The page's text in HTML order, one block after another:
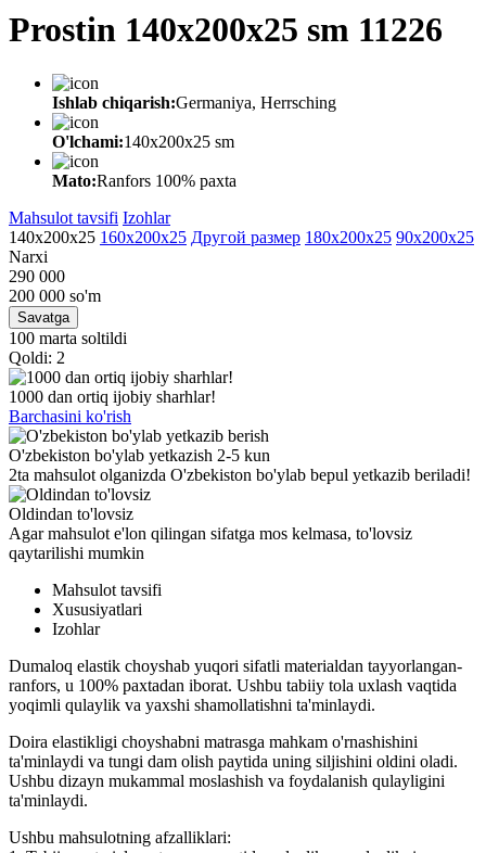
Prostin 140x200x25 sm 11226
Ishlab chiqarish:Germaniya, Herrsching
O'lchami:140x200x25 sm
Mato:Ranfors 100% paxta
Mahsulot tavsifi Izohlar
140x200x25 160x200x25 Другой размер 180x200x25 90x200x25
Narxi
290 000
200 000 so'm
Savatga
100 marta soltildi
Qoldi: 2
1000 dan ortiq ijobiy sharhlar!
Barchasini ko'rish
O'zbekiston bo'ylab yetkazish 2-5 kun
2ta mahsulot olganizda O'zbekiston bo'ylab bepul yetkazib beriladi!
Oldindan to'lovsiz
Agar mahsulot e'lon qilingan sifatga mos kelmasa, to'lovsiz
qaytarilishi mumkin
Mahsulot tavsifi
Xususiyatlari
Izohlar
Dumaloq elastik choyshab yuqori sifatli materialdan tayyorlangan-
ranfors, u 100% paxtadan iborat. Ushbu tabiiy tola uxlash vaqtida
yoqimli qulaylik va yaxshi shamollatishni ta'minlaydi.
Doira elastikligi choyshabni matrasga mahkam o'rnashishini
ta'minlaydi va tungi dam olish paytida uning siljishini oldini oladi.
Ushbu dizayn mukammal moslashish va foydalanish qulayligini
ta'minlaydi.
Ushbu mahsulotning afzalliklari: